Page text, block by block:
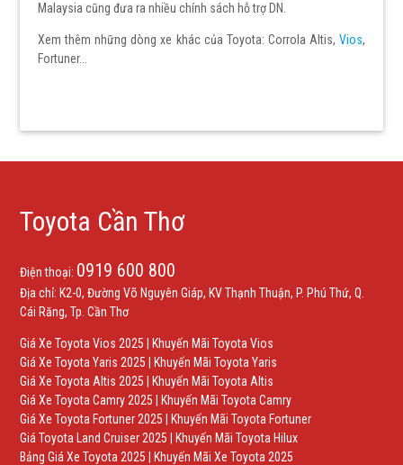
Malaysia cũng đưa ra nhiều chính sách hỗ trợ DN.
Xem thêm những dòng xe khác của Toyota: Corrola Altis, Vios,
Fortuner...
Toyota Cần Thơ
Điện thoại: 0919 600 800
Địa chỉ: K2-0, Đường Võ Nguyên Giáp, KV Thạnh Thuận, P. Phú Thứ, Q.
Cái Răng, Tp. Cần Thơ
Giá Xe Toyota Vios 2025
Khuyến Mãi Toyota Vios
Giá Xe Toyota Yaris 2025
Khuyến Mãi Toyota Yaris
Giá Xe Toyota Altis 2025
Khuyến Mãi Toyota Altis
Giá Xe Toyota Camry 2025
Khuyến Mãi Toyota Camry
Giá Xe Toyota Fortuner 2025
Khuyến Mãi Toyota Fortuner
Giá Toyota Land Cruiser 2025
Khuyến Mãi Toyota Hilux
Bảng Giá Xe Toyota 2025
Khuyến Mãi Xe Toyota 2025